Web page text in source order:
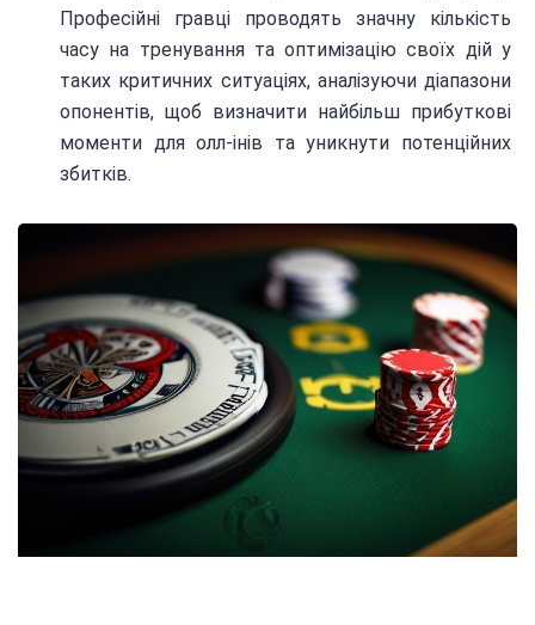
Професійні гравці проводять значну кількість
часу на тренування та оптимізацію своїх дій у
таких критичних ситуаціях, аналізуючи діапазони
опонентів, щоб визначити найбільш прибуткові
моменти для олл-інів та уникнути потенційних
збитків.